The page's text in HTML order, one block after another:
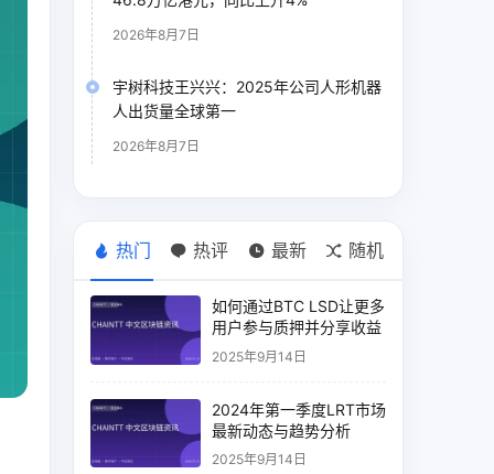
2026年8月7日
宇树科技王兴兴：2025年公司人形机器
人出货量全球第一
2026年8月7日
热门 热评 最新 随机
如何通过BTC LSD让更多
用户参与质押并分享收益
2025年9月14日
2024年第一季度LRT市场
最新动态与趋势分析
2025年9月14日